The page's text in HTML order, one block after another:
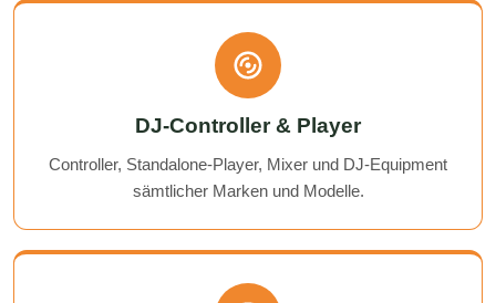
DJ-Controller & Player
Controller, Standalone-Player, Mixer und DJ-Equipment
sämtlicher Marken und Modelle.